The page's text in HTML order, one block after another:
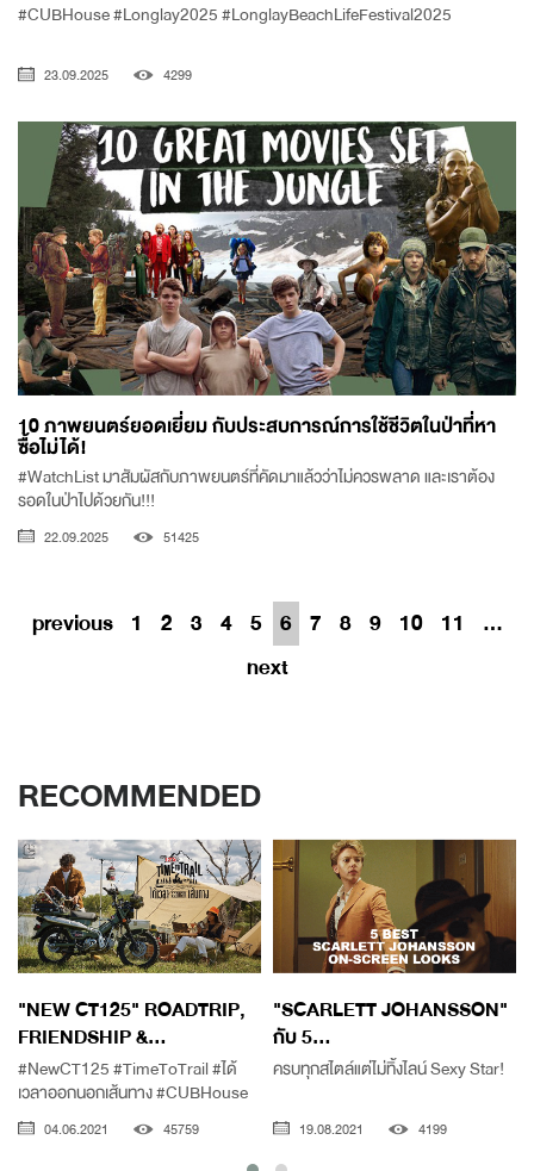
#CUBHouse #Longlay2025 #LonglayBeachLifeFestival2025
23.09.2025 4299
10 ภาพยนตร์ยอดเยี่ยม กับประสบการณ์การใช้ชีวิตในป่าที่หา
ซื้อไม่ได้!
#WatchList มาสัมผัสกับภาพยนตร์ที่คัดมาแล้วว่าไม่ควรพลาด และเราต้อง
รอดในป่าไปด้วยกัน!!!
22.09.2025 51425
previous 1 2 3 4 5 6 7 8 9 10 11
...
next
RECOMMENDED
"NEW CT125" ROADTRIP,
FRIENDSHIP &...
#NewCT125 #TimeToTrail #ได้
เวลาออกนอกเส้นทาง #CUBHouse
04.06.2021 45759
"SCARLETT JOHANSSON"
กับ 5...
ครบทุกสไตล์แต่ไม่ทิ้งไลน์ Sexy Star!
19.08.2021 4199